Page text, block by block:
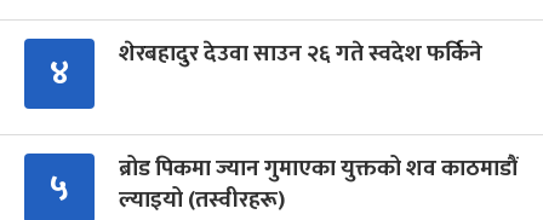
४ शेरबहादुर देउवा साउन २६ गते स्वदेश फर्किने
५
ब्रोड पिकमा ज्यान गुमाएका युक्तको शव काठमाडौं
ल्याइयो (तस्वीरहरू)